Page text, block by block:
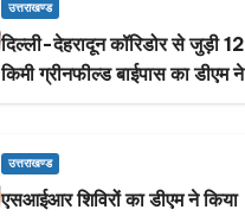
उत्तराखण्ड
दिल्ली-देहरादून कॉरिडोर से जुड़ी 12
किमी ग्रीनफील्ड बाईपास का डीएम ने
किया निरीक्षण…
उत्तराखण्ड
एसआईआर शिविरों का डीएम ने किया